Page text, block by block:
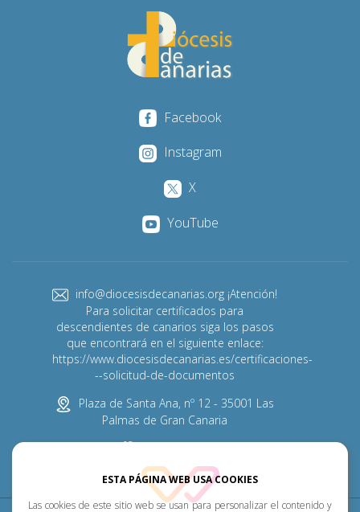
ESTA PÁGINA WEB USA COOKIES
Las cookies de este sitio web se usan para personalizar el contenido y
Facebook
Instagram
X
YouTube
info@diocesisdecanarias.org ¡Atención!
Para solicitar certificados para
descendientes de canarios siga los pasos
que encontrará en el siguiente enlace:
https://www.diocesisdecanarias.es/certificaciones-
--solicitud-de-documentos
Plaza de Santa Ana, nº 12 - 35001 Las
Palmas de Gran Canaria